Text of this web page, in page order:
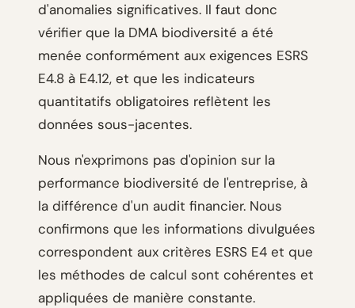
d'anomalies significatives. Il faut donc
vérifier que la DMA biodiversité a été
menée conformément aux exigences ESRS
E4.8 à E4.12, et que les indicateurs
quantitatifs obligatoires reflètent les
données sous-jacentes.
Nous n'exprimons pas d'opinion sur la
performance biodiversité de l'entreprise, à
la différence d'un audit financier. Nous
confirmons que les informations divulguées
correspondent aux critères ESRS E4 et que
les méthodes de calcul sont cohérentes et
appliquées de manière constante.